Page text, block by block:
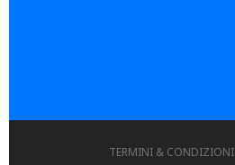
TERMINI & CONDIZIONI